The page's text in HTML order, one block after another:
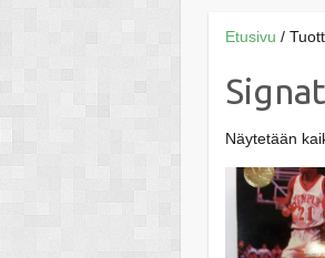
Etusivu /
Näytetään